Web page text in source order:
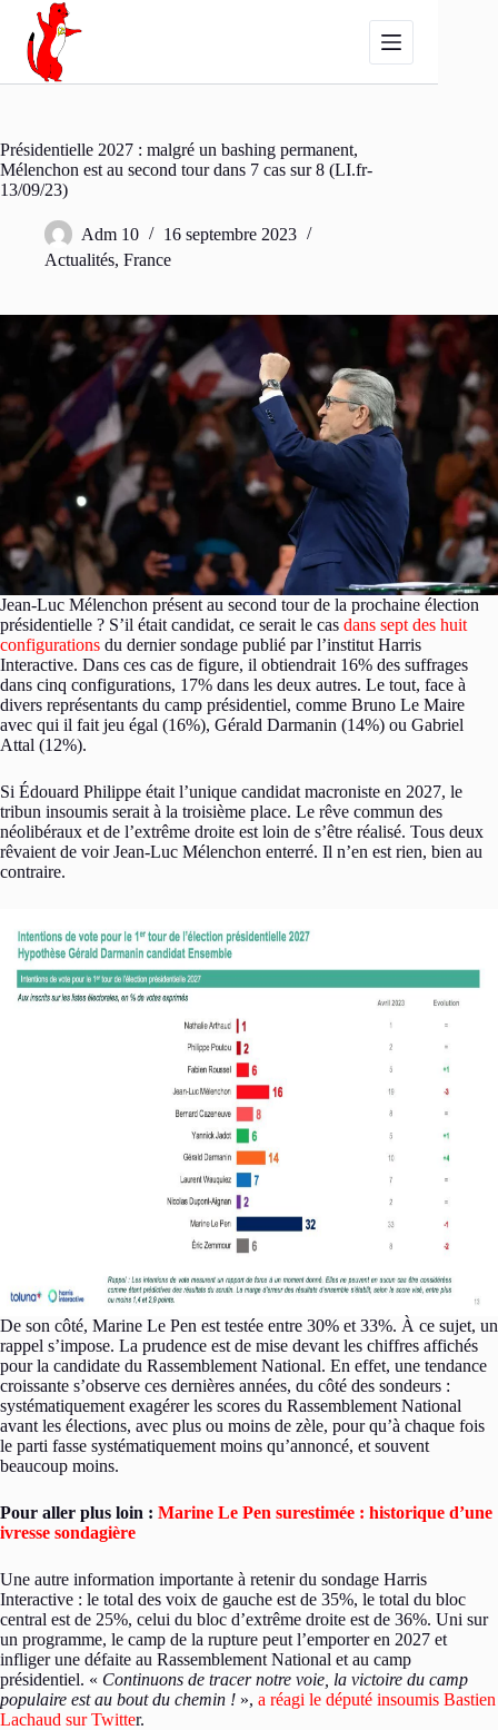
Passer
contenu
Présidentielle 2027 : malgré un bashing permanent,
Mélenchon est au second tour dans 7 cas sur 8 (LI.fr-
13/09/23)
Adm 10
16 septembre 2023
Actualités, France
Jean-Luc Mélenchon présent au second tour de la prochaine élection
présidentielle ? S’il était candidat, ce serait le cas dans sept des huit
configurations du dernier sondage publié par l’institut Harris
Interactive. Dans ces cas de figure, il obtiendrait 16% des suffrages
dans cinq configurations, 17% dans les deux autres. Le tout, face à
divers représentants du camp présidentiel, comme Bruno Le Maire
avec qui il fait jeu égal (16%), Gérald Darmanin (14%) ou Gabriel
Attal (12%).
Si Édouard Philippe était l’unique candidat macroniste en 2027, le
tribun insoumis serait à la troisième place. Le rêve commun des
néolibéraux et de l’extrême droite est loin de s’être réalisé. Tous deux
rêvaient de voir Jean-Luc Mélenchon enterré. Il n’en est rien, bien au
contraire.
De son côté, Marine Le Pen est testée entre 30% et 33%. À ce sujet, un
rappel s’impose. La prudence est de mise devant les chiffres affichés
pour la candidate du Rassemblement National. En effet, une tendance
croissante s’observe ces dernières années, du côté des sondeurs :
systématiquement exagérer les scores du Rassemblement National
avant les élections, avec plus ou moins de zèle, pour qu’à chaque fois
le parti fasse systématiquement moins qu’annoncé, et souvent
beaucoup moins.
Pour aller plus loin : Marine Le Pen surestimée : historique d’une
ivresse sondagière
Une autre information importante à retenir du sondage Harris
Interactive : le total des voix de gauche est de 35%, le total du bloc
central est de 25%, celui du bloc d’extrême droite est de 36%. Uni sur
un programme, le camp de la rupture peut l’emporter en 2027 et
infliger une défaite au Rassemblement National et au camp
présidentiel. « Continuons de tracer notre voie, la victoire du camp
populaire est au bout du chemin ! », a réagi le député insoumis Bastien
Lachaud sur Twitter.